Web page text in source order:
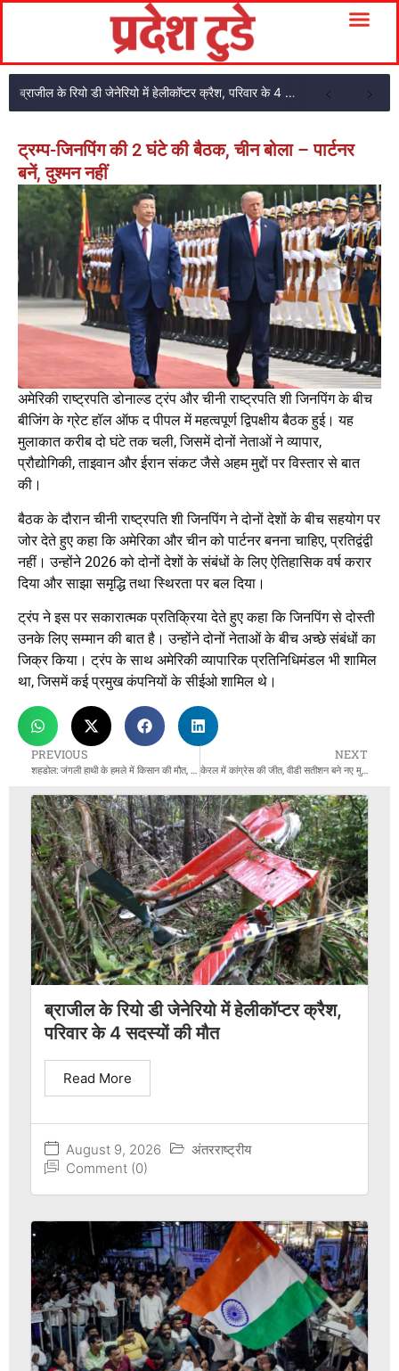
ब्राजील के रियो डी जेनेरियो में हेलीकॉप्टर क्रैश, परिवार के 4 सदस्यों की मौत
ट्रम्प-जिनपिंग की 2 घंटे की बैठक, चीन बोला – पार्टनर
बनें, दुश्मन नहीं
अमेरिकी राष्ट्रपति डोनाल्ड ट्रंप और चीनी राष्ट्रपति शी जिनपिंग के बीच
बीजिंग के ग्रेट हॉल ऑफ द पीपल में महत्वपूर्ण द्विपक्षीय बैठक हुई। यह
मुलाकात करीब दो घंटे तक चली, जिसमें दोनों नेताओं ने व्यापार,
प्रौद्योगिकी, ताइवान और ईरान संकट जैसे अहम मुद्दों पर विस्तार से बात
की।
बैठक के दौरान चीनी राष्ट्रपति शी जिनपिंग ने दोनों देशों के बीच सहयोग पर
जोर देते हुए कहा कि अमेरिका और चीन को पार्टनर बनना चाहिए, प्रतिद्वंद्वी
नहीं। उन्होंने 2026 को दोनों देशों के संबंधों के लिए ऐतिहासिक वर्ष करार
दिया और साझा समृद्धि तथा स्थिरता पर बल दिया।
ट्रंप ने इस पर सकारात्मक प्रतिक्रिया देते हुए कहा कि जिनपिंग से दोस्ती
उनके लिए सम्मान की बात है। उन्होंने दोनों नेताओं के बीच अच्छे संबंधों का
जिक्र किया। ट्रंप के साथ अमेरिकी व्यापारिक प्रतिनिधिमंडल भी शामिल
था, जिसमें कई प्रमुख कंपनियों के सीईओ शामिल थे।
PREVIOUS NEXT
केरल में कांग्रेस की जीत, वीडी सतीशन बने नए मुख्यमंत्री
ब्राजील के रियो डी जेनेरियो में हेलीकॉप्टर क्रैश,
परिवार के 4 सदस्यों की मौत
August 9, 2026
अंतरराष्ट्रीय
Comment (0)
Read More